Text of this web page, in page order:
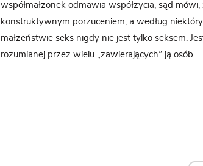
współmałżonek odmawia współżycia, sąd
konstruktywnym porzuceniem, a według
małżeństwie seks nigdy nie jest tylko seksem.
rozumianej przez wielu „zawierających” ją osób.